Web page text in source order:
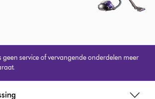
geen service of vervangende onderdelen meer